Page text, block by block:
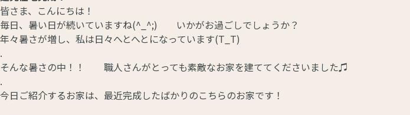
皆さま、こんにちは！
毎日、暑い日が続いていますね(^_^;) いかがお過ごしでしょうか？
年々暑さが増し、私は日々へとへとになっています(T_T)
.
そんな暑さの中！！ 職人さんがとっても素敵なお家を建ててくださいました♫
.
今日ご紹介するお家は、最近完成したばかりのこちらのお家です！